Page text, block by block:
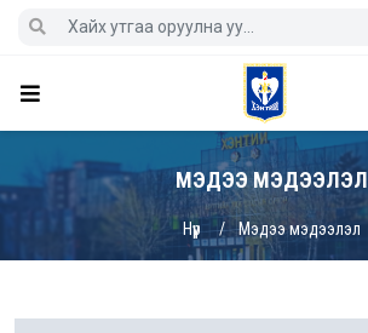
МЭДЭЭ МЭДЭЭЛЭЛ
Нүүр Мэдээ мэдээлэл